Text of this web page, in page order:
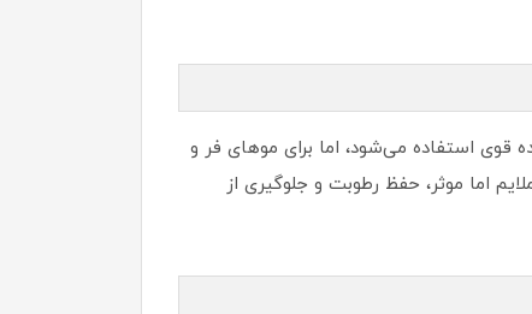
کننده قوی استفاده می‌شود، اما برای موهای فر و
اما موثر، حفظ رطوبت و جلوگیری از